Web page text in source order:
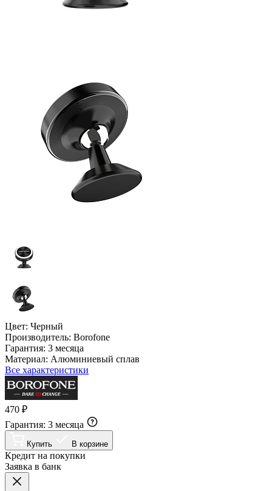
Цвет: Черный
Производитель: Borofone
Гарантия: 3 месяца
Материал: Алюминиевый сплав
Все характеристики
470 ₽
Гарантия: 3 месяца
Купить В корзине
Кредит на покупки
Заявка в банк